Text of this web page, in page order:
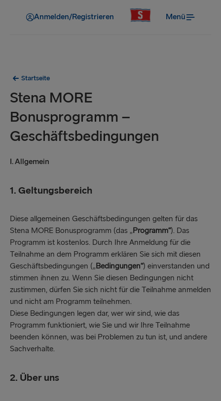
Anmelden/Registrieren Menü
Startseite
Stena MORE
Bonusprogramm –
Geschäftsbedingungen
I. Allgemein
1. Geltungsbereich
Diese allgemeinen Geschäftsbedingungen gelten für das
Stena MORE Bonusprogramm (das „Programm“). Das
Programm ist kostenlos. Durch Ihre Anmeldung für die
Teilnahme an dem Programm erklären Sie sich mit diesen
Geschäftsbedingungen („Bedingungen“) einverstanden und
stimmen ihnen zu. Wenn Sie diesen Bedingungen nicht
zustimmen, dürfen Sie sich nicht für die Teilnahme anmelden
und nicht am Programm teilnehmen.
Diese Bedingungen legen dar, wer wir sind, wie das
Programm funktioniert, wie Sie und wir Ihre Teilnahme
beenden können, was bei Problemen zu tun ist, und andere
Sachverhalte.
2. Über uns